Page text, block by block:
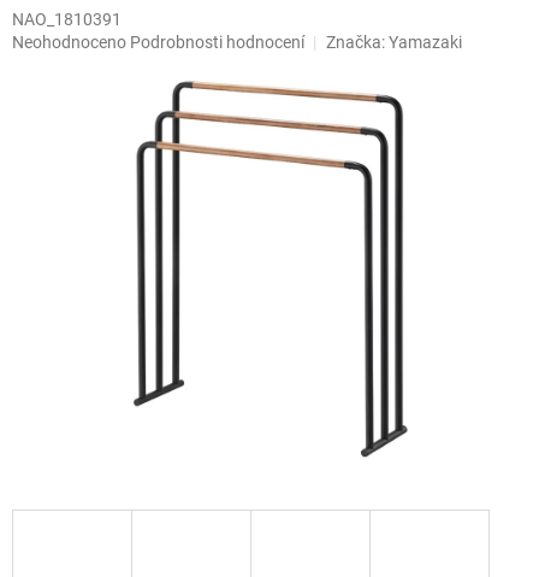
NAO_1810391
Průměrné
Neohodnoceno Podrobnosti hodnocení Značka:Yamazaki